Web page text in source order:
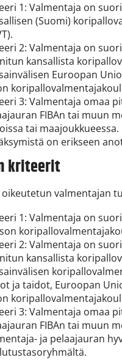
1: Valmentaja on
(Suomi)
2: Valmentaja on
kansallista
Euroopan
3: Valmentaja omaa
FIBAn tai muun
tai
on erikseen
kriteerit
valmentajan
1: Valmentaja on
2: Valmentaja on
kansallista
ja taidot, Euroopan
3: Valmentaja omaa
FIBAn tai muun
ja pelaajauran